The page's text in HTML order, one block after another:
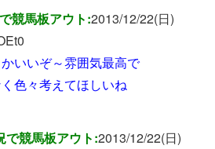
競馬板アウト:2013/12/22(日)
いいぞ～雰囲気最高で
色々考えてほしいね
で競馬板アウト:2013/12/22(日)